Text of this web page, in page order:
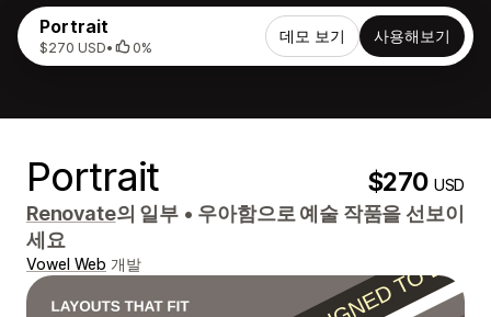
Portrait
$270 USD• 0%
데모 보기 사용해보기
Portrait $270USD
Renovate의 일부 • 우아함으로 예술 작품을 선보이
세요
Vowel Web 개발